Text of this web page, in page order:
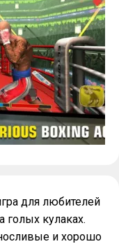
для любителей
голых кулаках.
и хорошо